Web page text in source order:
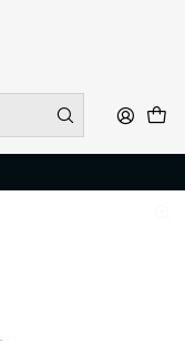
DESDE
Y CORPORATIVA
CELESTE XL